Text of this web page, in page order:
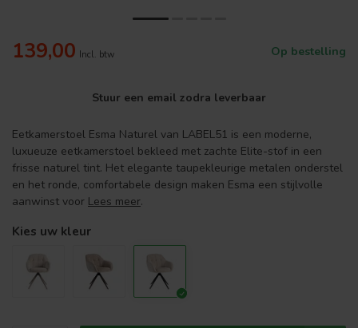
139,00 Incl. btw Op bestelling
Stuur een email zodra leverbaar
Eetkamerstoel Esma Naturel van LABEL51 is een moderne,
luxueuze eetkamerstoel bekleed met zachte Elite-stof in een
frisse naturel tint. Het elegante taupekleurige metalen onderstel
en het ronde, comfortabele design maken Esma een stijlvolle
aanwinst voor Lees meer.
Kies uw kleur